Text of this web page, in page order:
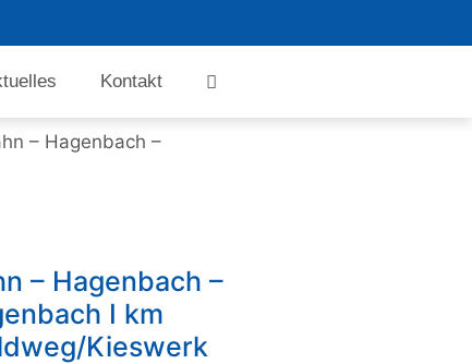
Kontakt
– Hagenbach –
– Hagenbach –
I km
Kieswerk